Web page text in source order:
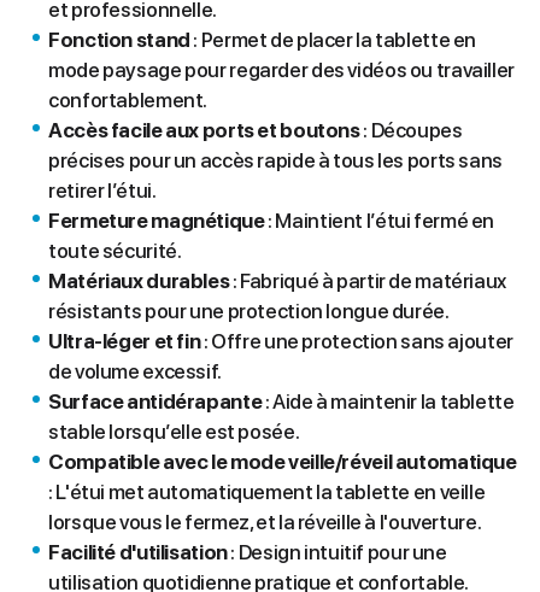
et professionnelle.
Fonction stand : Permet de placer la tablette en
mode paysage pour regarder des vidéos ou travailler
confortablement.
Accès facile aux ports et boutons: Découpes
précises pour un accès rapide à tous les ports sans
retirer l’étui.
Fermeture magnétique: Maintient l’étui fermé en
toute sécurité.
Matériaux durables: Fabriqué à partir de matériaux
résistants pour une protection longue durée.
Ultra-léger et fin: Offre une protection sans ajouter
de volume excessif.
Surface antidérapante: Aide à maintenir la tablette
stable lorsqu’elle est posée.
Compatible avec le mode veille/réveil automatique
: L'étui met automatiquement la tablette en veille
lorsque vous le fermez, et la réveille à l'ouverture.
Facilité d'utilisation: Design intuitif pour une
utilisation quotidienne pratique et confortable.